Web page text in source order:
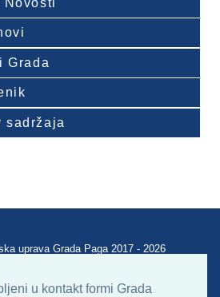
u kontakt formi Grada
Grada
sadržaja
uprava Grada Paga 2017 - 2026